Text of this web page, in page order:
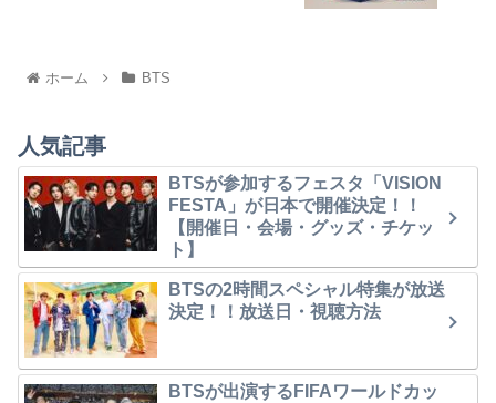
ホーム BTS
人気記事
BTSが参加するフェスタ「VISION
FESTA」が日本で開催決定！！
【開催日・会場・グッズ・チケッ
ト】
BTSの2時間スペシャル特集が放送
決定！！放送日・視聴方法
BTSが出演するFIFAワールドカッ